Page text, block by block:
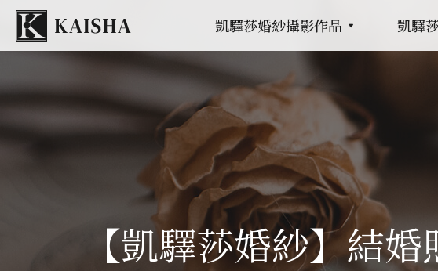
凱驛莎婚紗攝影作品 凱驛
【凱驛莎婚紗】結